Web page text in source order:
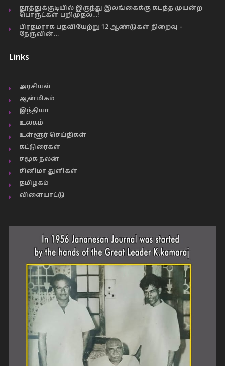
தூத்துக்குடியில் இருந்து இலங்கைக்கு கடத்த முயன்ற
பொருட்கள் பறிமுதல்…!
பிரதமராக பதவியேற்று 12 ஆண்டுகள் நிறைவு –
நேருவின்…
Links
அரசியல்
ஆன்மிகம்
இந்தியா
உலகம்
உள்ளூர் செய்திகள்
கட்டுரைகள்
சமூக நலன்
சினிமா துளிகள்
தமிழகம்
விளையாட்டு